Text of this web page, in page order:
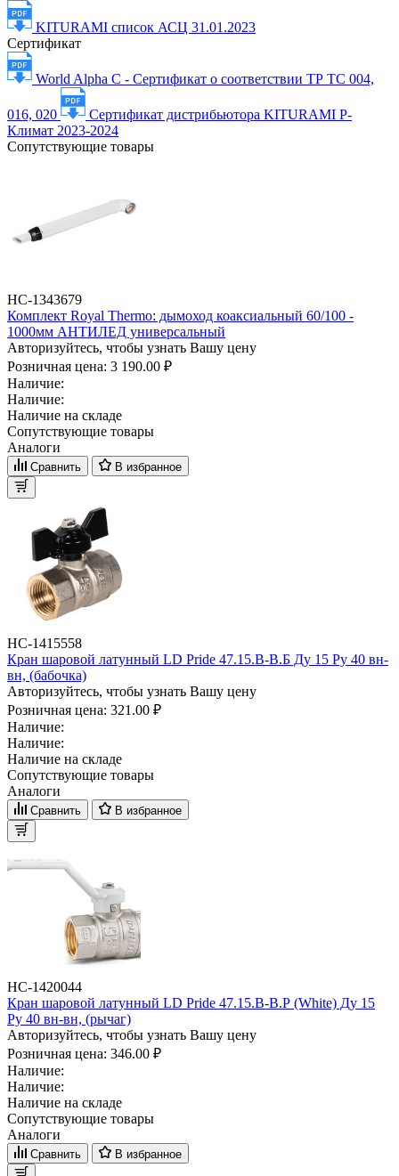
KITURAMI список АСЦ 31.01.2023
Сертификат
World Alpha C - Сертификат о соответствии ТР ТС 004,
016, 020
Сертификат дистрибьютора KITURAMI Р-
Климат 2023-2024
Сопутствующие товары
НС-1343679
Комплект Royal Thermo: дымоход коаксиальный 60/100 -
1000мм АНТИЛЕД универсальный
Авторизуйтесь, чтобы узнать Вашу цену
Розничная цена: 3 190.00 ₽
Наличие:
Наличие:
Наличие на складе
Сопутствующие товары
Аналоги
Сравнить В избранное
НС-1415558
Кран шаровой латунный LD Pride 47.15.B-B.Б Ду 15 Ру 40 вн-
вн, (бабочка)
Авторизуйтесь, чтобы узнать Вашу цену
Розничная цена: 321.00 ₽
Наличие:
Наличие:
Наличие на складе
Сопутствующие товары
Аналоги
Сравнить В избранное
НС-1420044
Кран шаровой латунный LD Pride 47.15.B-B.Р (White) Ду 15
Ру 40 вн-вн, (рычаг)
Авторизуйтесь, чтобы узнать Вашу цену
Розничная цена: 346.00 ₽
Наличие:
Наличие:
Наличие на складе
Сопутствующие товары
Аналоги
Сравнить В избранное